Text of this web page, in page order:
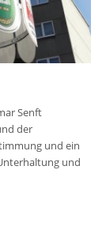
Senft
der
und ein
und